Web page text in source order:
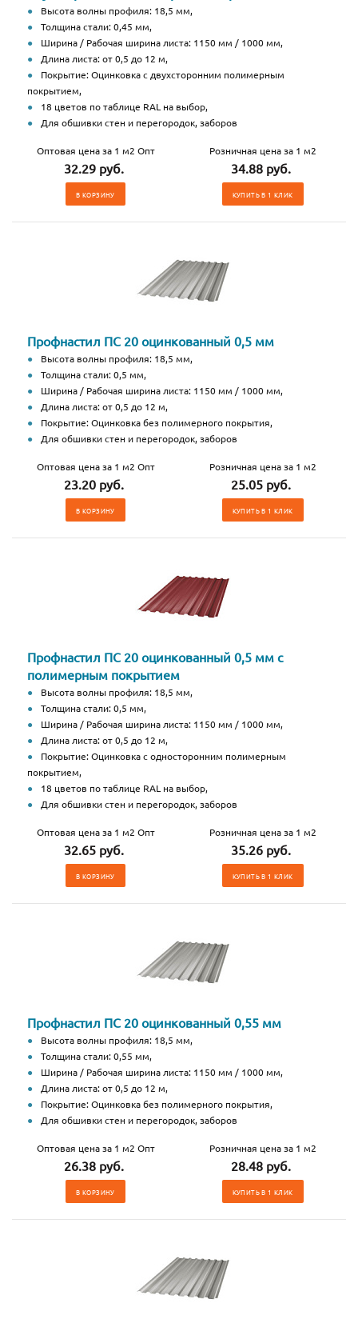
Высота волны профиля: 18,5 мм,
Толщина стали: 0,45 мм,
Ширина / Рабочая ширина листа: 1150 мм / 1000 мм,
Длина листа: от 0,5 до 12 м,
Покрытие: Оцинковка с двухсторонним полимерным
покрытием,
18 цветов по таблице RAL на выбор,
Для обшивки стен и перегородок, заборов
Оптовая цена за 1 м2 Опт
32.29 руб.
В КОРЗИНУ
Розничная цена за 1 м2
34.88 руб.
КУПИТЬ В 1 КЛИК
Профнастил ПС 20 оцинкованный 0,5 мм
Высота волны профиля: 18,5 мм,
Толщина стали: 0,5 мм,
Ширина / Рабочая ширина листа: 1150 мм / 1000 мм,
Длина листа: от 0,5 до 12 м,
Покрытие: Оцинковка без полимерного покрытия,
Для обшивки стен и перегородок, заборов
Оптовая цена за 1 м2 Опт
23.20 руб.
В КОРЗИНУ
Розничная цена за 1 м2
25.05 руб.
КУПИТЬ В 1 КЛИК
Профнастил ПС 20 оцинкованный 0,5 мм с
полимерным покрытием
Высота волны профиля: 18,5 мм,
Толщина стали: 0,5 мм,
Ширина / Рабочая ширина листа: 1150 мм / 1000 мм,
Длина листа: от 0,5 до 12 м,
Покрытие: Оцинковка с односторонним полимерным
покрытием,
18 цветов по таблице RAL на выбор,
Для обшивки стен и перегородок, заборов
Оптовая цена за 1 м2 Опт
32.65 руб.
В КОРЗИНУ
Розничная цена за 1 м2
35.26 руб.
КУПИТЬ В 1 КЛИК
Профнастил ПС 20 оцинкованный 0,55 мм
Высота волны профиля: 18,5 мм,
Толщина стали: 0,55 мм,
Ширина / Рабочая ширина листа: 1150 мм / 1000 мм,
Длина листа: от 0,5 до 12 м,
Покрытие: Оцинковка без полимерного покрытия,
Для обшивки стен и перегородок, заборов
Оптовая цена за 1 м2 Опт
26.38 руб.
В КОРЗИНУ
Розничная цена за 1 м2
28.48 руб.
КУПИТЬ В 1 КЛИК